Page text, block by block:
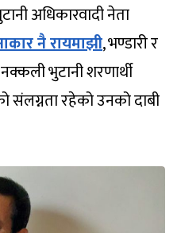
अधिकारवादी नेता
नै रायमाझी, भण्डारी र
भुटानी शरणार्थी
संलग्नता रहेको उनको दाबी